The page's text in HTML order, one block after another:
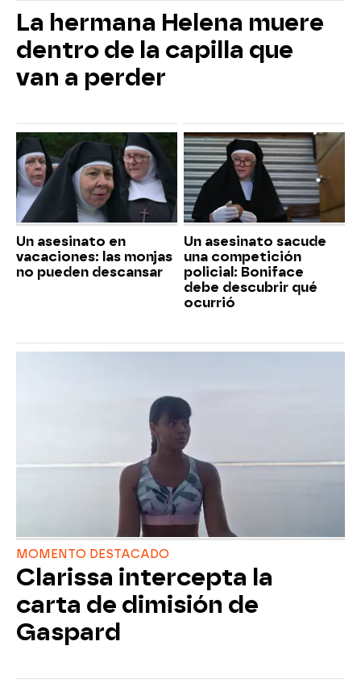
La hermana Helena muere
dentro de la capilla que
van a perder
Un asesinato en
vacaciones: las monjas
no pueden descansar
Un asesinato sacude
una competición
policial: Boniface
debe descubrir qué
ocurrió
MOMENTO DESTACADO
Clarissa intercepta la
carta de dimisión de
Gaspard